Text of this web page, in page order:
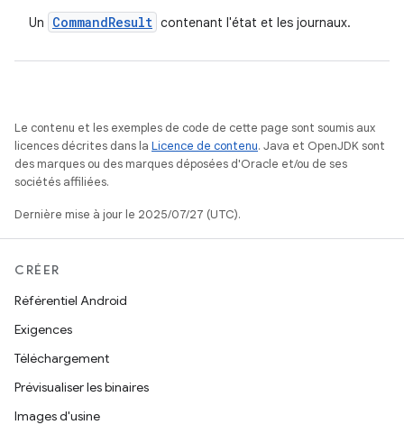
Un CommandResult contenant l'état et les journaux.
Le contenu et les exemples de code de cette page sont soumis aux
licences décrites dans la Licence de contenu. Java et OpenJDK sont
des marques ou des marques déposées d'Oracle et/ou de ses
sociétés affiliées.
Dernière mise à jour le 2025/07/27 (UTC).
CRÉER
Référentiel Android
Exigences
Téléchargement
Prévisualiser les binaires
Images d'usine